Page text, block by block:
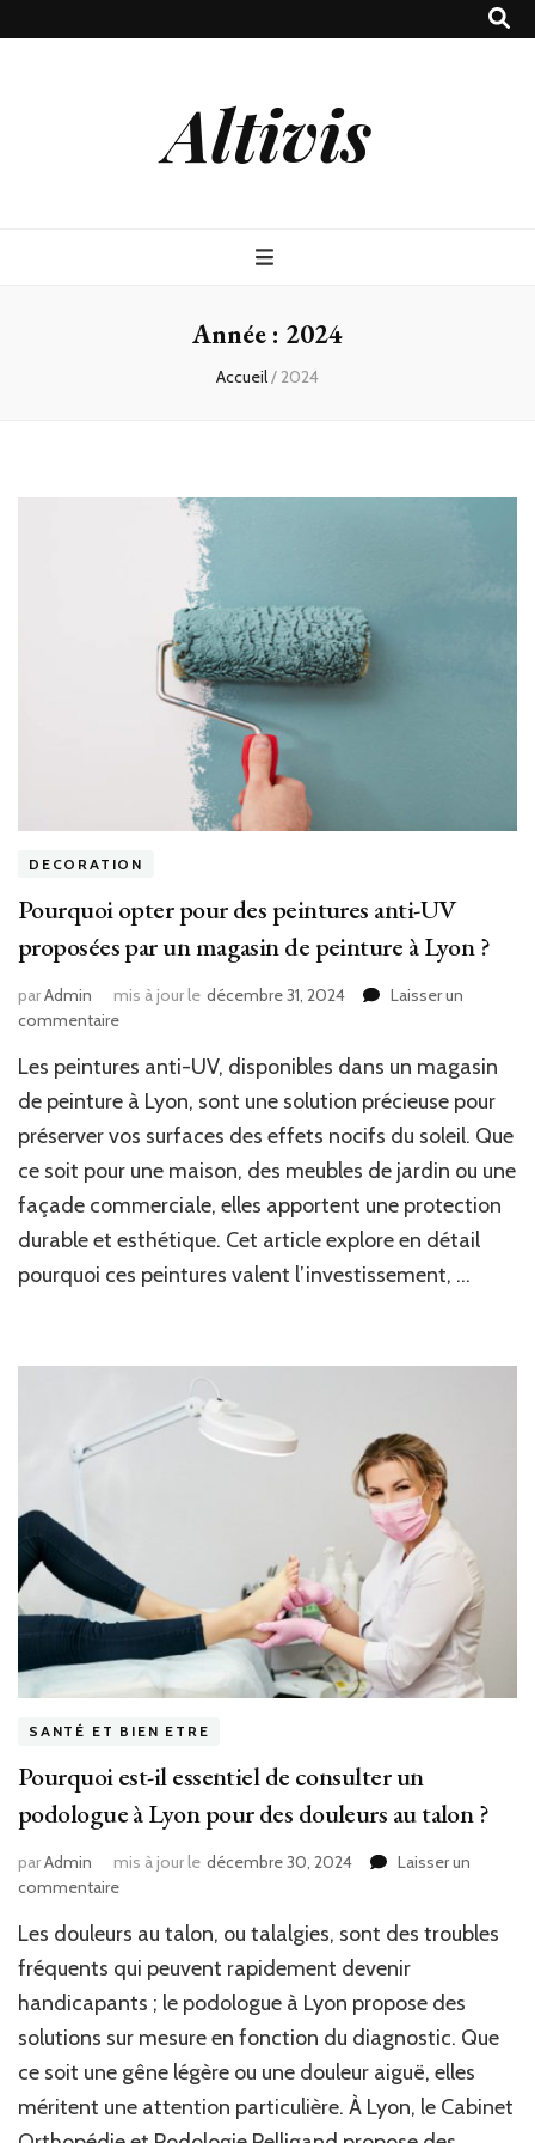
Altivis
Année : 2024
Accueil/ 2024
DECORATION
Pourquoi opter pour des peintures anti-UV
proposées par un magasin de peinture à Lyon ?
parAdmin mis à jour le décembre 31, 2024
Laisser un
commentairesur
opter
pour
peintures
anti-
proposées
par
un
à
Les peintures anti-UV, disponibles dans un magasin
de peinture à Lyon, sont une solution précieuse pour
préserver vos surfaces des effets nocifs du soleil. Que
ce soit pour une maison, des meubles de jardin ou une
façade commerciale, elles apportent une protection
durable et esthétique. Cet article explore en détail
pourquoi ces peintures valent l’investissement, …
SANTÉ ET BIEN ETRE
Pourquoi est-il essentiel de consulter un
podologue à Lyon pour des douleurs au talon ?
parAdmin mis à jour le décembre 30, 2024
Laisser un
commentairesur
est-
il
essentiel
de
consulter
podologue
à
Lyon
Les douleurs au talon, ou talalgies, sont des troubles
fréquents qui peuvent rapidement devenir
handicapants ; le podologue à Lyon propose des
solutions sur mesure en fonction du diagnostic. Que
ce soit une gêne légère ou une douleur aiguë, elles
méritent une attention particulière. À Lyon, le Cabinet